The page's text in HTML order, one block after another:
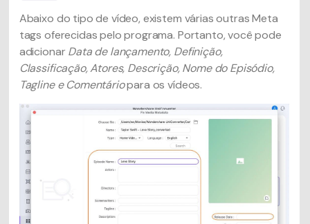
Abaixo do tipo de vídeo, existem várias outras Meta
tags oferecidas pelo programa. Portanto, você pode
adicionarData de lançamento, Definição,
Classificação, Atores, Descrição, Nome do Episódio,
Tagline e Comentáriopara os vídeos.